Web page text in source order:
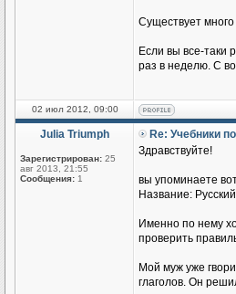
Существует
Если вы все-таки
раз в неделю. С
02 июл 2012, 09:00
Julia Triumph
Зарегистрирован: 25
авг 2013, 21:55
Сообщения: 1
Re: Учебники
Здравствуйте!
вы упоминаете
Название:
Именно по нему
проверить
Мой муж уже
глаголов. Он